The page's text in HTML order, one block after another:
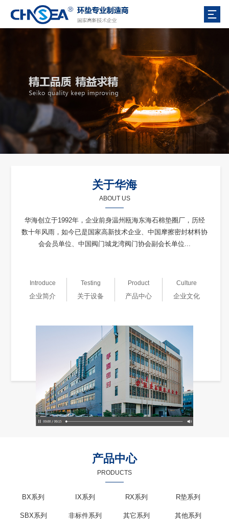
关于华海
ABOUT US
华海创立于1992年，企业前身温州瓯海东海石棉垫圈厂，历经
数十年风雨，如今已是国家高新技术企业、中国摩擦密封材料协
会会员单位、中国阀门城龙湾阀门协会副会长单位...
Introduce
企业简介
Testing
关于设备
Product
产品中心
Culture
企业文化
产品中心
PRODUCTS
BX系列 IX系列 RX系列 R垫系列
SBX系列 非标件系列 其它系列 其他系列